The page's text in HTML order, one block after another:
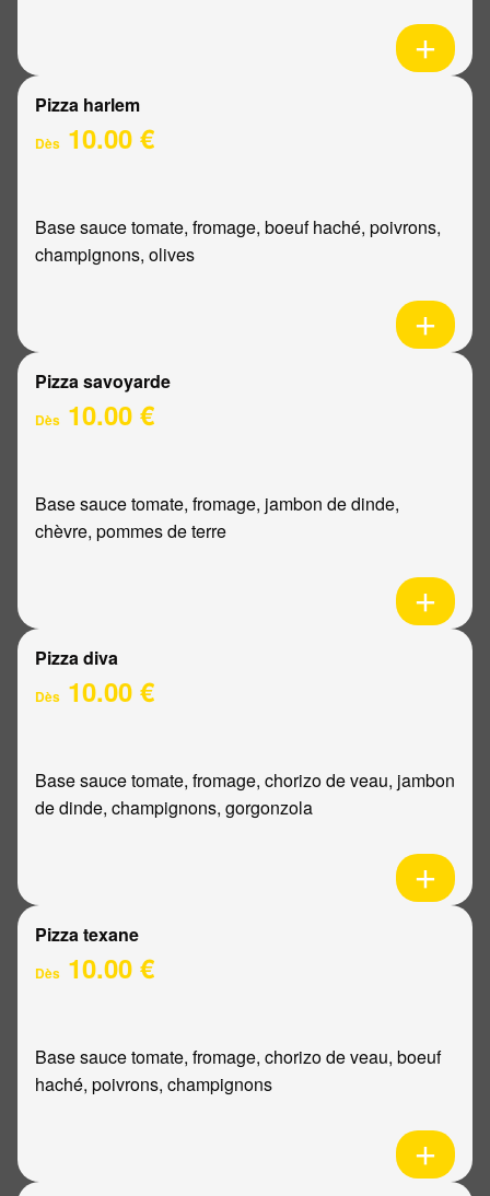
Pizza harlem
Dès 10.00 €
Base sauce tomate, fromage, boeuf haché, poivrons,
champignons, olives
Pizza savoyarde
Dès 10.00 €
Base sauce tomate, fromage, jambon de dinde,
chèvre, pommes de terre
Pizza diva
Dès 10.00 €
Base sauce tomate, fromage, chorizo de veau, jambon
de dinde, champignons, gorgonzola
Pizza texane
Dès 10.00 €
Base sauce tomate, fromage, chorizo de veau, boeuf
haché, poivrons, champignons